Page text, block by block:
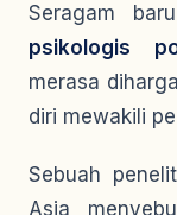
Seragam
psikologis
merasa
diri mewakili
Sebuah
Asia